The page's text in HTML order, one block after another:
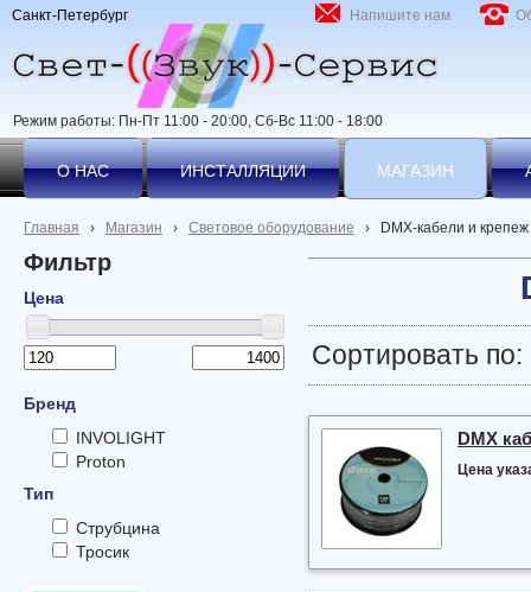
Режим работы: Пн-Пт 11:00 - 20:00, Сб-Вс 11:00 - 18:00
Напишите нам
Санкт-Петербург
О НАС ИНСТАЛЛЯЦИИ МАГАЗИН
Главная › Магазин › Световое оборудование › DMX-кабели и крепеж
Фильтр
Цена
Бренд
INVOLIGHT
Proton
Тип
Струбцина
Тросик
Сортировать по:
DMX
Цена